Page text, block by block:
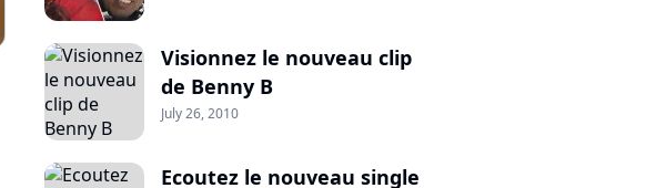
Visionnez le nouveau clip
de Benny B
July 26, 2010
Ecoutez le nouveau single